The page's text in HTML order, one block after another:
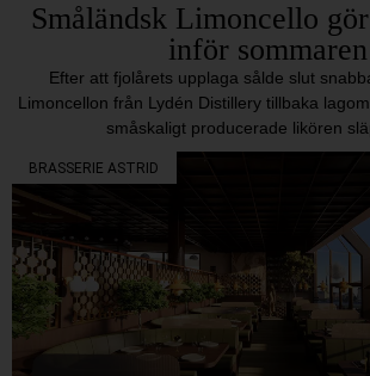
Småländsk Limoncello
inför sommaren
Efter att fjolårets upplaga sålde slut
Limoncellon från Lydén Distillery tillbaka
småskaligt producerade likören
BRASSERIE ASTRID